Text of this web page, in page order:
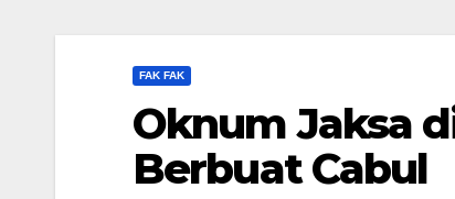
FAK FAK
Oknum Jaksa
Berbuat Cabul